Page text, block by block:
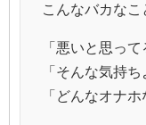
こんなバカなこ
「悪いと思って
「そんな気持ち
「どんなオナ